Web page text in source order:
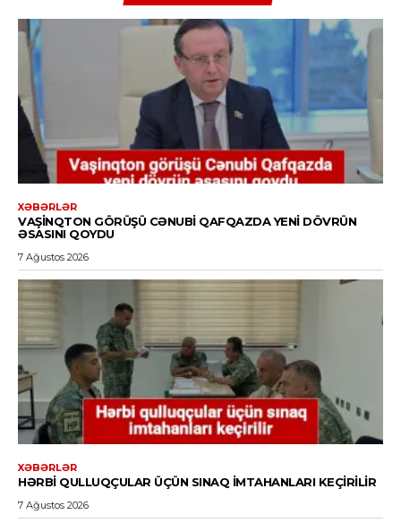
XƏBƏRLƏR
VAŞINQTON GÖRÜŞÜ CƏNUBI QAFQAZDA YENI DÖVRÜN
ƏSASINI QOYDU
7 Ağustos 2026
XƏBƏRLƏR
HƏRBI QULLUQÇULAR ÜÇÜN SINAQ IMTAHANLARI KEÇIRILIR
7 Ağustos 2026